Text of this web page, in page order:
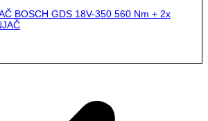
BOSCH GDS 18V-350 560 Nm + 2x